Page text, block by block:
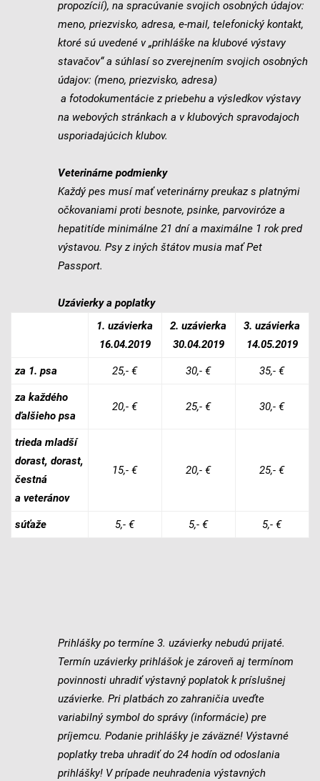
propozícií), na spracúvanie svojich osobných údajov:
meno, priezvisko, adresa, e-mail, telefonický kontakt,
ktoré sú uvedené v „prihláške na klubové výstavy
stavačov“ a súhlasí so zverejnením svojich osobných
údajov: (meno, priezvisko, adresa)
a fotodokumentácie z priebehu a výsledkov výstavy
na webových stránkach a v klubových spravodajoch
usporiadajúcich klubov.
Veterinárne podmienky
Každý pes musí mať veterinárny preukaz s platnými
očkovaniami proti besnote, psinke, parvoviróze a
hepatitíde minimálne 21 dní a maximálne 1 rok pred
výstavou. Psy z iných štátov musia mať Pet
Passport.
Uzávierky a poplatky
1. uzávierka
16.04.2019
2. uzávierka
30.04.2019
3. uzávierka
14.05.2019
za 1. psa 25,- € 30,- € 35,- €
za každého
ďalšieho psa
20,- € 25,- € 30,- €
trieda mladší
dorast, dorast,
čestná
a veteránov
15,- € 20,- € 25,- €
súťaže 5,- € 5,- € 5,- €
Prihlášky po termíne 3. uzávierky nebudú prijaté.
Termín uzávierky prihlášok je zároveň aj termínom
povinnosti uhradiť výstavný poplatok k príslušnej
uzávierke. Pri platbách zo zahraničia uveďte
variabilný symbol do správy (informácie) pre
príjemcu. Podanie prihlášky je záväzné! Výstavné
poplatky treba uhradiť do 24 hodín od odoslania
prihlášky! V prípade neuhradenia výstavných